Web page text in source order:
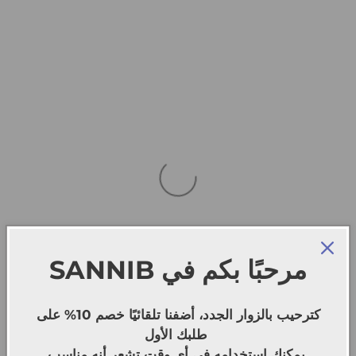
SANNIB
كترحيب بالزوار الجدد، أضفنا تلقائيًا خصم 10% على